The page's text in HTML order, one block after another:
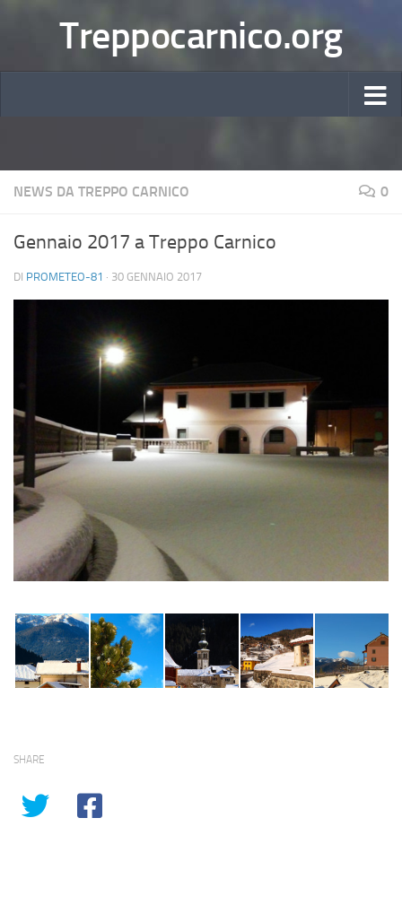
Treppocarnico.org
NEWS DA TREPPO CARNICO 0
Gennaio 2017 a Treppo Carnico
DI PROMETEO-81 · 30 GENNAIO 2017
SHARE